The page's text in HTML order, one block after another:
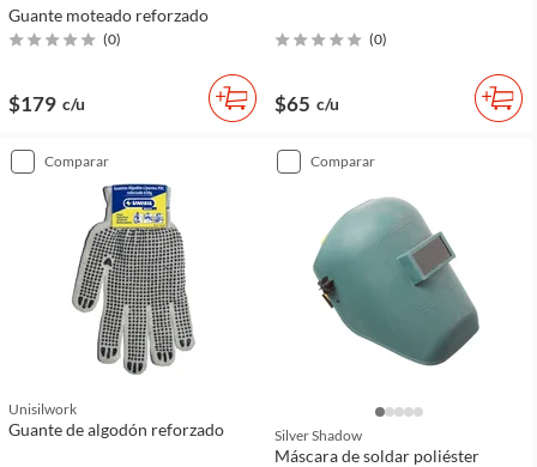
Guante moteado reforzado
(0)
$179 c/u
(0)
$65 c/u
comparar
Unisilwork
Guante de algodón reforzado
comparar
Silver Shadow
Máscara de soldar poliéster